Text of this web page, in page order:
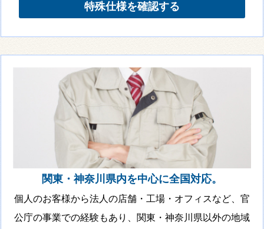
特殊仕様を確認する
関東・神奈川県内を中心に全国対応。
個人のお客様から法人の店舗・工場・オフィスなど、官
公庁の事業での経験もあり、関東・神奈川県以外の地域